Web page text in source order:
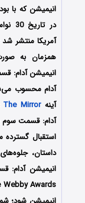
آمریکا منتشر شد
همزمان به
انیمیشن آدام:
آدام محسوب
آینهThe Mirror
آدام: قسمت سوم
استقبال گسترده
داستان،
انیمیشن آدام: